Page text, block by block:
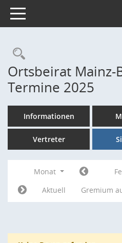
Toggle navigation
Ortsbeirat Mainz-
Termine 2025
Informationen
Vertreter
Monat
Aktuell
Gremium